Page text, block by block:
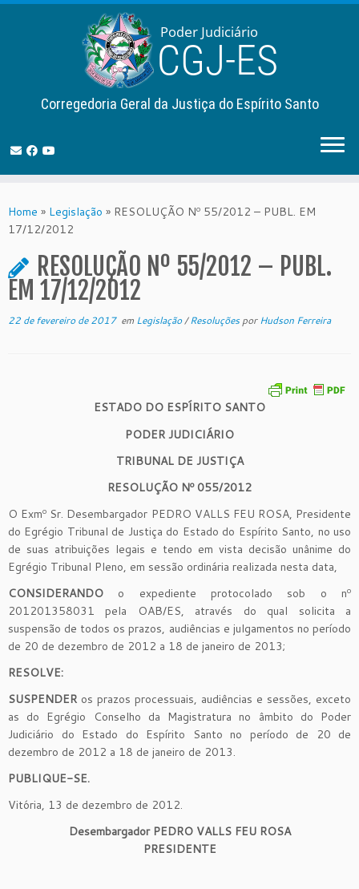
to
content
Corregedoria Geral da Justiça do Espírito Santo
Home » Legislação » RESOLUÇÃO Nº 55/2012 – PUBL. EM
17/12/2012
RESOLUÇÃO Nº 55/2012 – PUBL.
EM 17/12/2012
22 de fevereiro de 2017em Legislação/ResoluçõesporHudson Ferreira
ESTADO DO ESPÍRITO SANTO
PODER JUDICIÁRIO
TRIBUNAL DE JUSTIÇA
RESOLUÇÃO Nº 055/2012
O Exmº Sr. Desembargador PEDRO VALLS FEU ROSA, Presidente
do Egrégio Tribunal de Justiça do Estado do Espírito Santo, no uso
de suas atribuições legais e tendo em vista decisão unânime do
Egrégio Tribunal Pleno, em sessão ordinária realizada nesta data,
CONSIDERANDO o expediente protocolado sob o nº
201201358031 pela OAB/ES, através do qual solicita a
suspensão de todos os prazos, audiências e julgamentos no período
de 20 de dezembro de 2012 a 18 de janeiro de 2013;
RESOLVE:
SUSPENDER os prazos processuais, audiências e sessões, exceto
as do Egrégio Conselho da Magistratura no âmbito do Poder
Judiciário do Estado do Espírito Santo no período de 20 de
dezembro de 2012 a 18 de janeiro de 2013.
PUBLIQUE-SE.
Vitória, 13 de dezembro de 2012.
Desembargador PEDRO VALLS FEU ROSA
PRESIDENTE